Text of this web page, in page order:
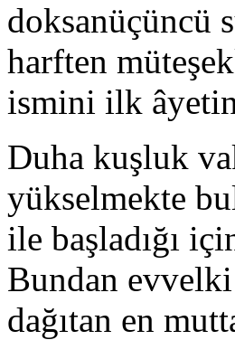
doksanüçüncü
harften
ismini ilk
Duha kuşluk
yükselmekte
ile başladığı
Bundan
dağıtan en